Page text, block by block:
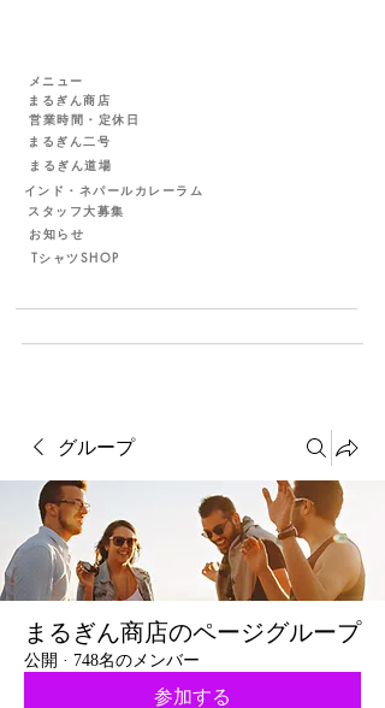
メニュー
まるぎん商店
営業時間・定休日
まるぎん二号
まるぎん道場
インド・ネパールカレーラム
スタッフ大募集
お知らせ
TシャツSHOP
グループ
まるぎん商店のページグループ
公開 · 748名のメンバー
参加する